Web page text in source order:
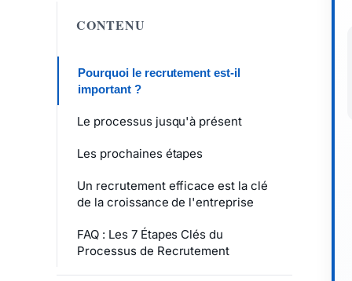
CONTENU
Pourquoi le recrutement est-il
important ?
Le processus jusqu'à présent
Les prochaines étapes
Un recrutement efficace est la clé
de la croissance de l'entreprise
FAQ : Les 7 Étapes Clés du
Processus de Recrutement